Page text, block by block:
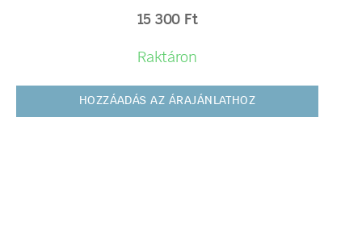
15 300 Ft
Raktáron
HOZZÁADÁS AZ ÁRAJÁNLATHOZ